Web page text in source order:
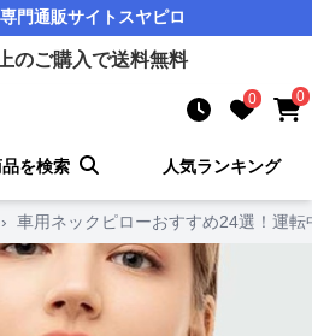
専門通販サイト スヤピロ
のご購入で送料無料
0 0
を検索 人気ランキング
› 車用ネックピローおすすめ24選！運